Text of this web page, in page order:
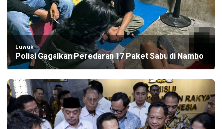
Luwuk
Polisi Gagalkan Peredaran 17 Paket Sabu di Nambo